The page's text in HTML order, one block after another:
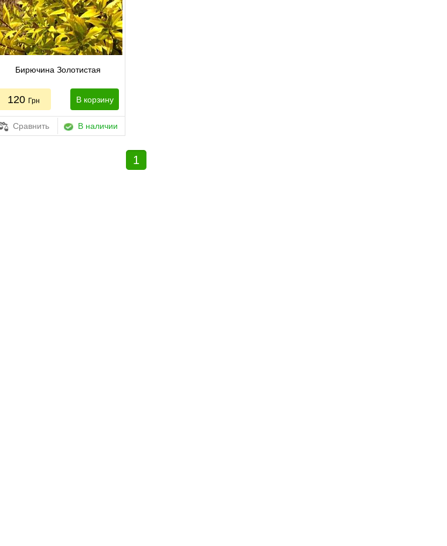
Бирючина Золотистая
120 Грн В корзину
Сравнить В наличии
1